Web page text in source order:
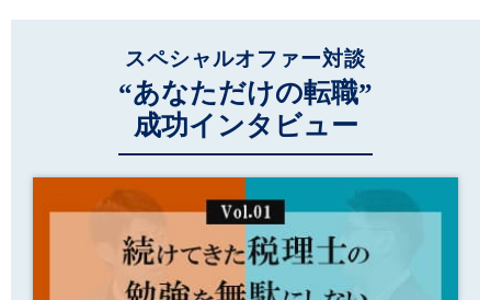
スペシャルオファー対談
“あなただけの転職”
成功インタビュー